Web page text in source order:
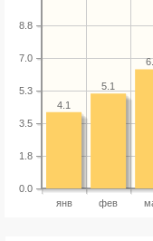
янв фев
0.0
1.8
3.5
5.3
7.0
8.8
5.1
4.1